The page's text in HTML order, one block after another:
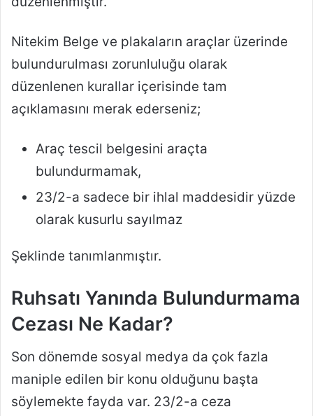
Nitekim Belge ve plakaların araçlar üzerinde
bulundurulması zorunluluğu olarak
düzenlenen kurallar içerisinde tam
açıklamasını merak ederseniz;
Araç tescil belgesini araçta
bulundurmamak,
23/2-a sadece bir ihlal maddesidir yüzde
olarak kusurlu sayılmaz
Şeklinde tanımlanmıştır.
Ruhsatı Yanında Bulundurmama
Cezası Ne Kadar?
Son dönemde sosyal medya da çok fazla
maniple edilen bir konu olduğunu başta
söylemekte fayda var. 23/2-a ceza